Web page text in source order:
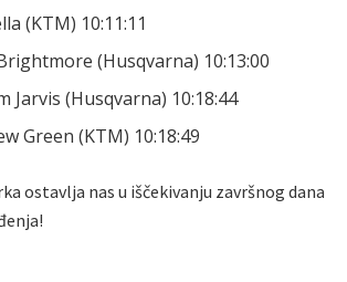
(KTM) 10:11:11
(Husqvarna) 10:13:00
Jarvis (Husqvarna) 10:18:44
Green (KTM) 10:18:49
ostavlja nas u iščekivanju završnog dana